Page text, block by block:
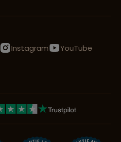
Instagram
YouTube